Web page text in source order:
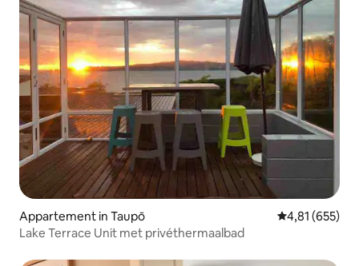
Appartement in Taupō Gemiddelde
4,81 (655)
Lake Terrace Unit met privéthermaalbad